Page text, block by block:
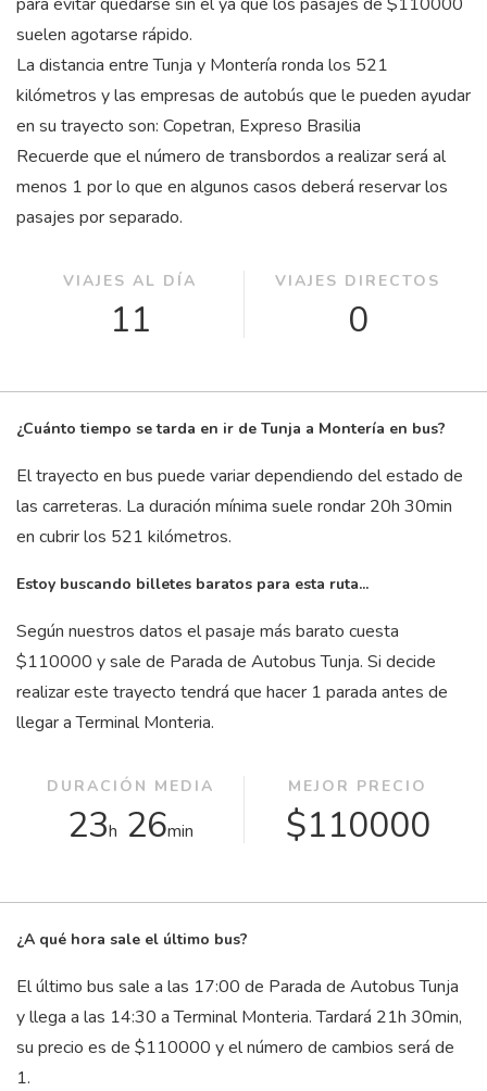
suelen agotarse rápido.
La distancia entre Tunja y Montería ronda los 521
kilómetros y las empresas de autobús que le pueden ayudar
en su trayecto son: Copetran, Expreso Brasilia
Recuerde que el número de transbordos a realizar será al
menos 1 por lo que en algunos casos deberá reservar los
pasajes por separado.
VIAJES AL DÍA
11
VIAJES DIRECTOS
0
¿Cuánto tiempo se tarda en ir de Tunja a Montería en bus?
El trayecto en bus puede variar dependiendo del estado de
las carreteras. La duración mínima suele rondar 20h 30min
en cubrir los 521 kilómetros.
Estoy buscando billetes baratos para esta ruta...
Según nuestros datos el pasaje más barato cuesta
$110000 y sale de Parada de Autobus Tunja. Si decide
realizar este trayecto tendrá que hacer 1 parada antes de
llegar a Terminal Monteria.
DURACIÓN MEDIA
23h 26min
MEJOR PRECIO
$110000
¿A qué hora sale el último bus?
El último bus sale a las 17:00 de Parada de Autobus Tunja
y llega a las 14:30 a Terminal Monteria. Tardará 21h 30min,
su precio es de $110000 y el número de cambios será de
1.